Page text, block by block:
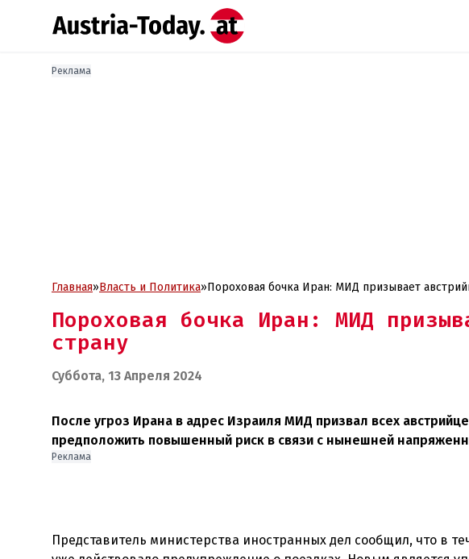
Реклама
Главная»Власть и Политика»Пороховая бочка Иран: МИД призывает
Пороховая бочка Иран: МИД
страну
Суббота, 13 Апреля 2024
После угроз Ирана в адрес Израиля МИД призвал всех
предположить повышенный риск в связи с нынешней
Реклама
Представитель министерства иностранных дел сообщил, что в